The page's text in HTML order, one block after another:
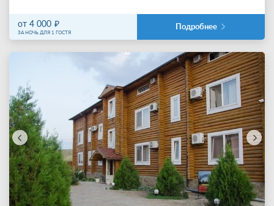
от 4 000
ЗА НОЧЬ ДЛЯ 1 ГОСТЯ
Подробнее